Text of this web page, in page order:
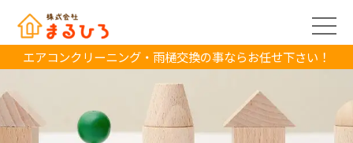
エアコンクリーニング・雨樋交換の事ならお任せ下さい！